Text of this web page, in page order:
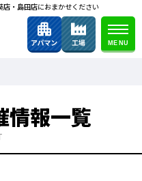
・島田店におまかせください
情報一覧